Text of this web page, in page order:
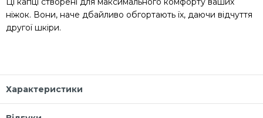
ніжок. Вони, наче дбайливо обгортають їх, даючи відчуття
другої шкіри.
Характеристики